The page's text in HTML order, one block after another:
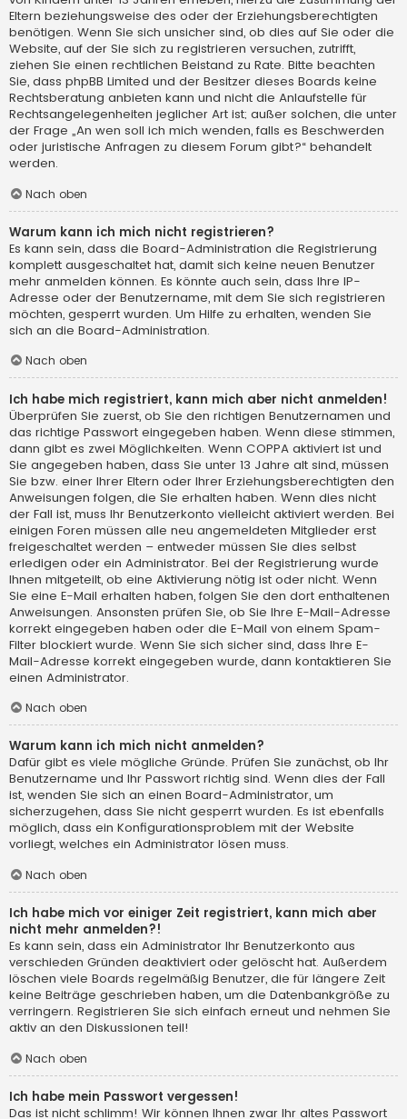
Eltern beziehungsweise des oder der Erziehungsberechtigten
benötigen. Wenn Sie sich unsicher sind, ob dies auf Sie oder die
Website, auf der Sie sich zu registrieren versuchen, zutrifft,
ziehen Sie einen rechtlichen Beistand zu Rate. Bitte beachten
Sie, dass phpBB Limited und der Besitzer dieses Boards keine
Rechtsberatung anbieten kann und nicht die Anlaufstelle für
Rechtsangelegenheiten jeglicher Art ist; außer solchen, die unter
der Frage „An wen soll ich mich wenden, falls es Beschwerden
oder juristische Anfragen zu diesem Forum gibt?“ behandelt
werden.
Nach oben
Warum kann ich mich nicht registrieren?
Es kann sein, dass die Board-Administration die Registrierung
komplett ausgeschaltet hat, damit sich keine neuen Benutzer
mehr anmelden können. Es könnte auch sein, dass Ihre IP-
Adresse oder der Benutzername, mit dem Sie sich registrieren
möchten, gesperrt wurden. Um Hilfe zu erhalten, wenden Sie
sich an die Board-Administration.
Nach oben
Ich habe mich registriert, kann mich aber nicht anmelden!
Überprüfen Sie zuerst, ob Sie den richtigen Benutzernamen und
das richtige Passwort eingegeben haben. Wenn diese stimmen,
dann gibt es zwei Möglichkeiten. Wenn COPPA aktiviert ist und
Sie angegeben haben, dass Sie unter 13 Jahre alt sind, müssen
Sie bzw. einer Ihrer Eltern oder Ihrer Erziehungsberechtigten den
Anweisungen folgen, die Sie erhalten haben. Wenn dies nicht
der Fall ist, muss Ihr Benutzerkonto vielleicht aktiviert werden. Bei
einigen Foren müssen alle neu angemeldeten Mitglieder erst
freigeschaltet werden – entweder müssen Sie dies selbst
erledigen oder ein Administrator. Bei der Registrierung wurde
Ihnen mitgeteilt, ob eine Aktivierung nötig ist oder nicht. Wenn
Sie eine E-Mail erhalten haben, folgen Sie den dort enthaltenen
Anweisungen. Ansonsten prüfen Sie, ob Sie Ihre E-Mail-Adresse
korrekt eingegeben haben oder die E-Mail von einem Spam-
Filter blockiert wurde. Wenn Sie sich sicher sind, dass Ihre E-
Mail-Adresse korrekt eingegeben wurde, dann kontaktieren Sie
einen Administrator.
Nach oben
Warum kann ich mich nicht anmelden?
Dafür gibt es viele mögliche Gründe. Prüfen Sie zunächst, ob Ihr
Benutzername und Ihr Passwort richtig sind. Wenn dies der Fall
ist, wenden Sie sich an einen Board-Administrator, um
sicherzugehen, dass Sie nicht gesperrt wurden. Es ist ebenfalls
möglich, dass ein Konfigurationsproblem mit der Website
vorliegt, welches ein Administrator lösen muss.
Nach oben
Ich habe mich vor einiger Zeit registriert, kann mich aber
nicht mehr anmelden?!
Es kann sein, dass ein Administrator Ihr Benutzerkonto aus
verschieden Gründen deaktiviert oder gelöscht hat. Außerdem
löschen viele Boards regelmäßig Benutzer, die für längere Zeit
keine Beiträge geschrieben haben, um die Datenbankgröße zu
verringern. Registrieren Sie sich einfach erneut und nehmen Sie
aktiv an den Diskussionen teil!
Nach oben
Ich habe mein Passwort vergessen!
Das ist nicht schlimm! Wir können Ihnen zwar Ihr altes Passwort